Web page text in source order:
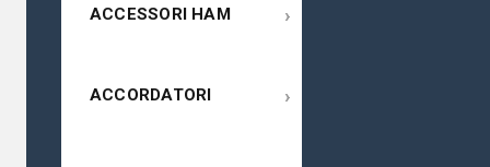
ACCESSORI HAM ›
ACCORDATORI ›